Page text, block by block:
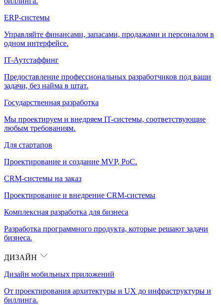
ERP-системы
Управляйте финансами, запасами, продажами и персоналом в
одном интерфейсе.
IT-Аутстаффинг
Предоставление профессиональных разработчиков под ваши
задачи, без найма в штат.
Государственная разработка
Мы проектируем и внедряем IT-системы, соответствующие
любым требованиям.
Для стартапов
Проектирование и создание MVP, PoC.
CRM-системы на заказ
Проектирование и внедрение CRM-системы
Комплексная разработка для бизнеса
Разработка программного продукта, которые решают задачи
бизнеса.
ДИЗАЙН
Дизайн мобильных приложений
От проектирования архитектуры и UX до инфраструктуры и
биллинга.